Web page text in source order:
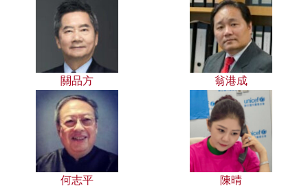
關品方 翁港成
何志平 陳晴